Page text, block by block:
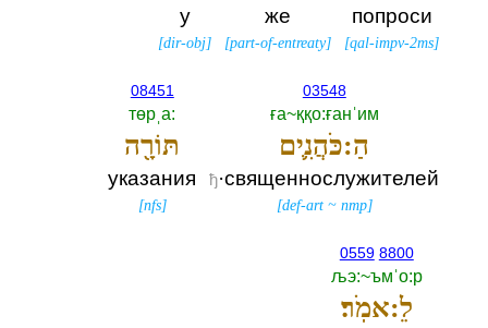
попроси
[qal-impv-2ms]
же
[part-of-entreaty]
у
[dir-obj]
03548
ға~ққо:ғанˈим
הַ:כֹּהֲנִ֛ים
ђ·священнослужителей
[def-art~ nmp]
08451
төрˌа:‎
תּוֹרָ֖ה
указания
[nfs]
0559 8800
љэ:~ъмˈо:р
לֵ:אמֹֽר׃